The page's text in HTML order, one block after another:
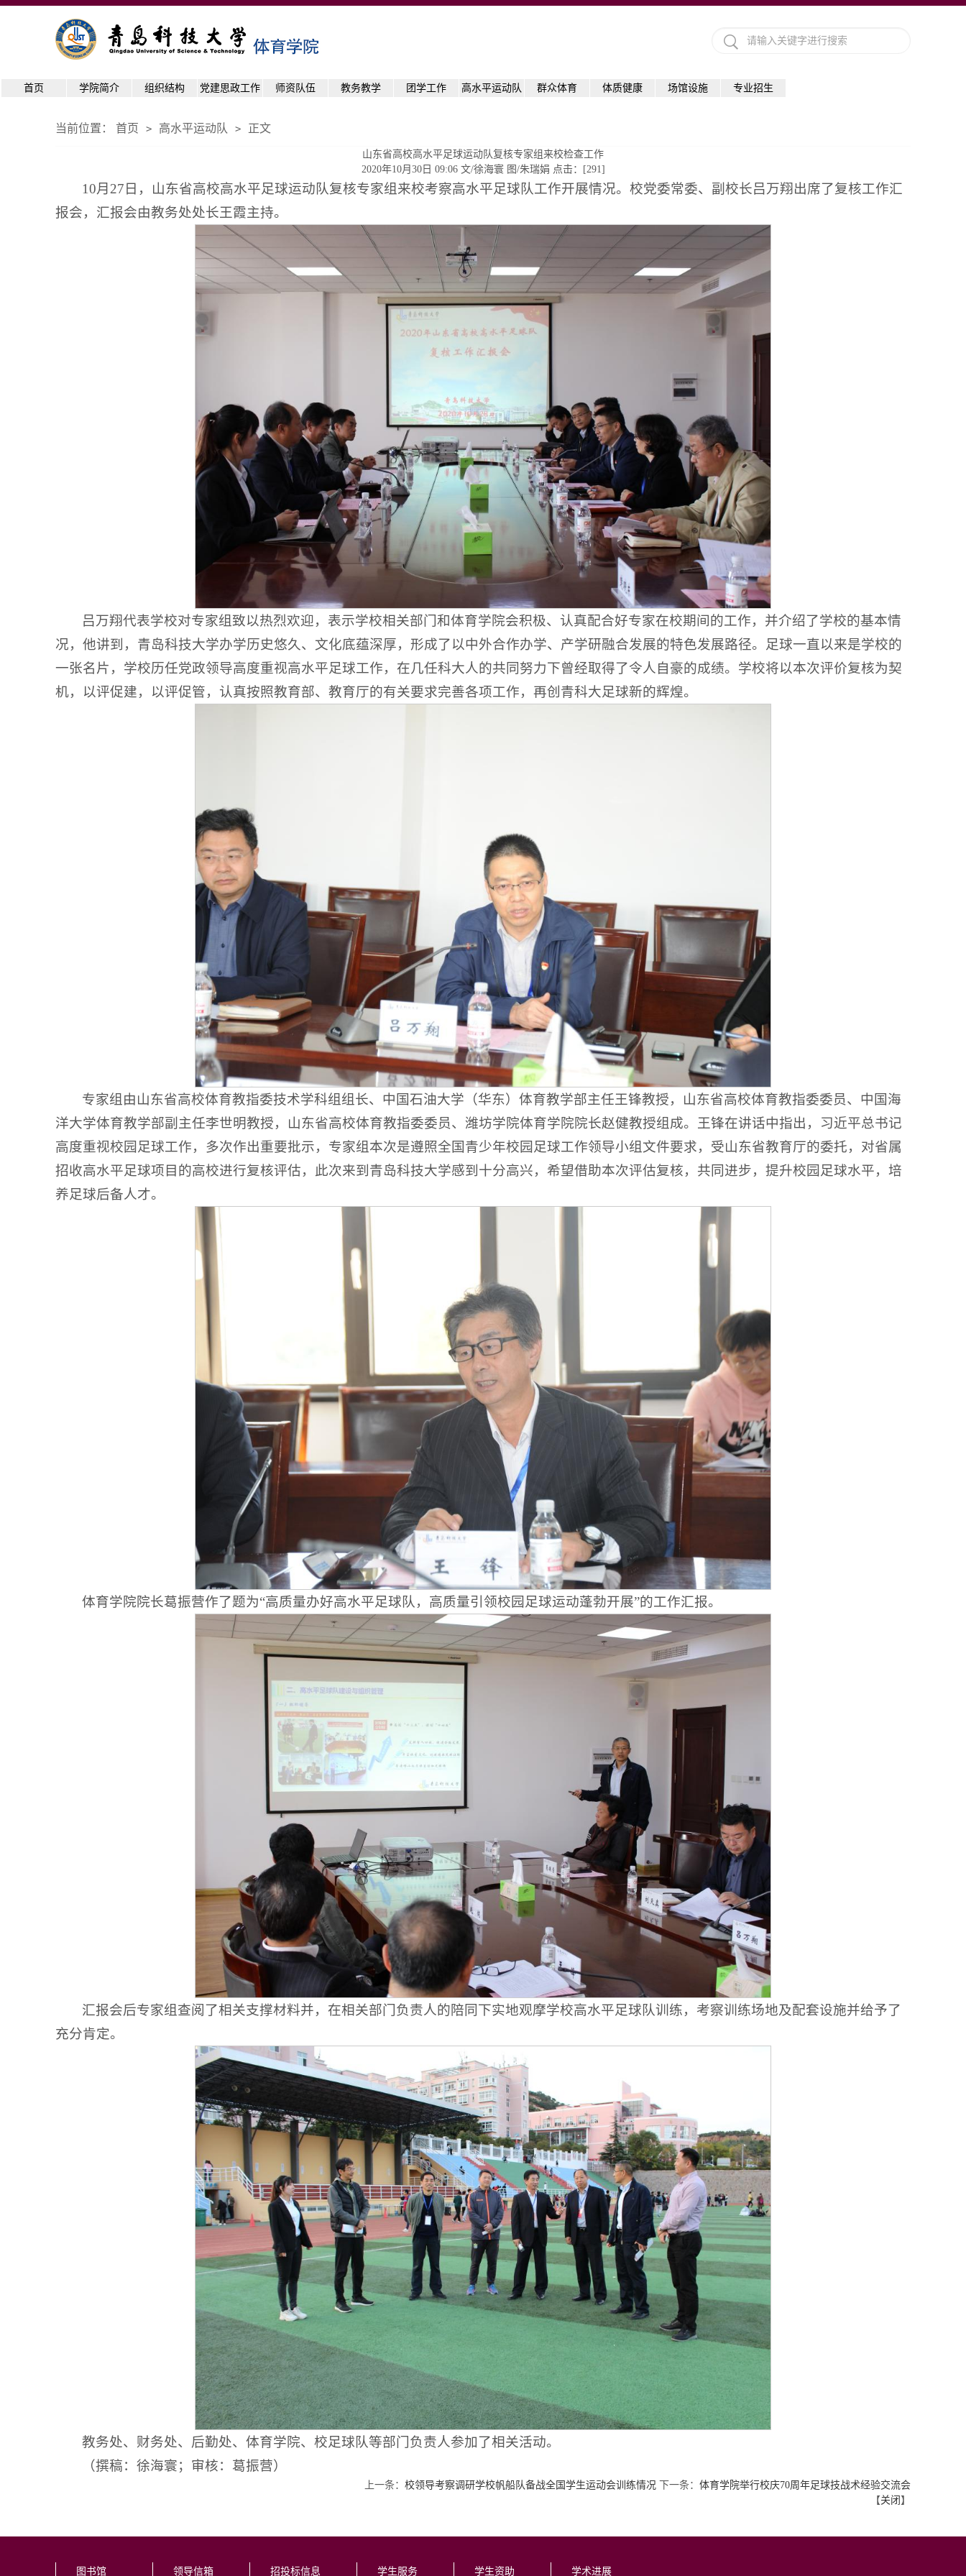
首页 学院简介 组织结构 党建思政工作 师资队伍 教务教学 团学工作 高水平运动队 群众体育 体质健康 场馆设施 专业招生
当前位置： 首页 > 高水平运动队 > 正文
山东省高校高水平足球运动队复核专家组来校检查工作
2020年10月30日 09:06 文/徐海寰 图/朱瑞娟 点击：[291]
10月27日，山东省高校高水平足球运动队复核专家组来校考察高水平足球队工作开展情况。校党委常委、副校长吕万翔出席了复核工作汇
报会，汇报会由教务处处长王霞主持。
吕万翔代表学校对专家组致以热烈欢迎，表示学校相关部门和体育学院会积极、认真配合好专家在校期间的工作，并介绍了学校的基本情
况，他讲到，青岛科技大学办学历史悠久、文化底蕴深厚，形成了以中外合作办学、产学研融合发展的特色发展路径。足球一直以来是学校的
一张名片，学校历任党政领导高度重视高水平足球工作，在几任科大人的共同努力下曾经取得了令人自豪的成绩。学校将以本次评价复核为契
机，以评促建，以评促管，认真按照教育部、教育厅的有关要求完善各项工作，再创青科大足球新的辉煌。
专家组由山东省高校体育教指委技术学科组组长、中国石油大学（华东）体育教学部主任王锋教授，山东省高校体育教指委委员、中国海
洋大学体育教学部副主任李世明教授，山东省高校体育教指委委员、潍坊学院体育学院院长赵健教授组成。王锋在讲话中指出，习近平总书记
高度重视校园足球工作，多次作出重要批示，专家组本次是遵照全国青少年校园足球工作领导小组文件要求，受山东省教育厅的委托，对省属
招收高水平足球项目的高校进行复核评估，此次来到青岛科技大学感到十分高兴，希望借助本次评估复核，共同进步，提升校园足球水平，培
养足球后备人才。
体育学院院长葛振营作了题为“高质量办好高水平足球队，高质量引领校园足球运动蓬勃开展”的工作汇报。
汇报会后专家组查阅了相关支撑材料并，在相关部门负责人的陪同下实地观摩学校高水平足球队训练，考察训练场地及配套设施并给予了
充分肯定。
教务处、财务处、后勤处、体育学院、校足球队等部门负责人参加了相关活动。
（撰稿：徐海寰；审核：葛振营）
上一条： 校领导考察调研学校帆船队备战全国学生运动会训练情况 下一条： 体育学院举行校庆70周年足球技战术经验交流会
【关闭】
图书馆 领导信箱 招投标信息 学生服务 学生资助 学术进展